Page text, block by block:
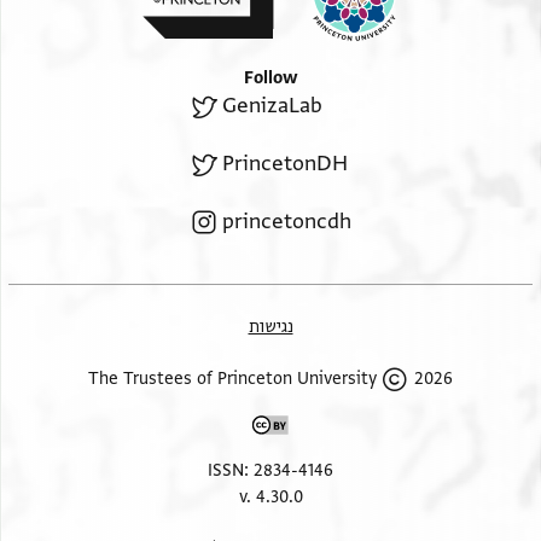
Follow
GenizaLab
PrincetonDH
princetoncdh
נגישות
2026 The Trustees of Princeton University
ISSN: 2834-4146
v. 4.30.0